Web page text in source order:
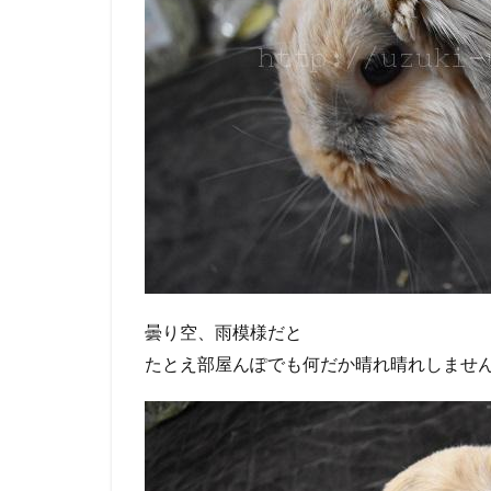
曇り空、雨模様だと
たとえ部屋んぽでも何だか晴れ晴れしませ